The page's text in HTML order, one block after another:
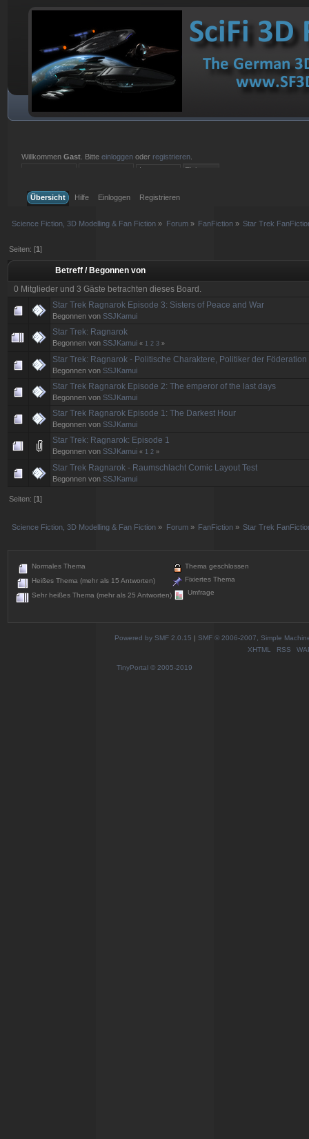
WillkommenGast . Bitteeinloggen oder registrieren
Übersicht
Hilfe Einloggen Registrieren
Science Fiction, 3D Modelling & Fan Fiction » Forum» FanFiction » Star Trek
Seiten: [1]
Betreff / Begonnen von
0 Mitglieder und 3 Gäste betrachten dieses Board.
Star Trek Ragnarok Episode 3: Sisters of Peace and War
Begonnen vonSSJKamui
Star Trek: Ragnarok
Begonnen vonSSJKamui « 1 2 3 »
Star Trek: Ragnarok - Politische Charaktere, Politiker der Föderation
Begonnen vonSSJKamui
Star Trek Ragnarok Episode 2: The emperor of the last days
Begonnen vonSSJKamui
Star Trek Ragnarok Episode 1: The Darkest Hour
Begonnen vonSSJKamui
Star Trek: Ragnarok: Episode 1
Begonnen vonSSJKamui « 1 2 »
Star Trek Ragnarok - Raumschlacht Comic Layout Test
Begonnen vonSSJKamui
Seiten: [1]
Science Fiction, 3D Modelling & Fan Fiction » Forum» FanFiction » Star Trek
Normales Thema
Heißes Thema (mehr als 15 Antworten)
Sehr heißes Thema (mehr als 25 Antworten)
Thema geschlossen
Fixiertes Thema
Umfrage
Powered by SMF 2.0.15 | SMF © 2006-2007, Simple
XHTML
RSS
TinyPortal © 2005-2019